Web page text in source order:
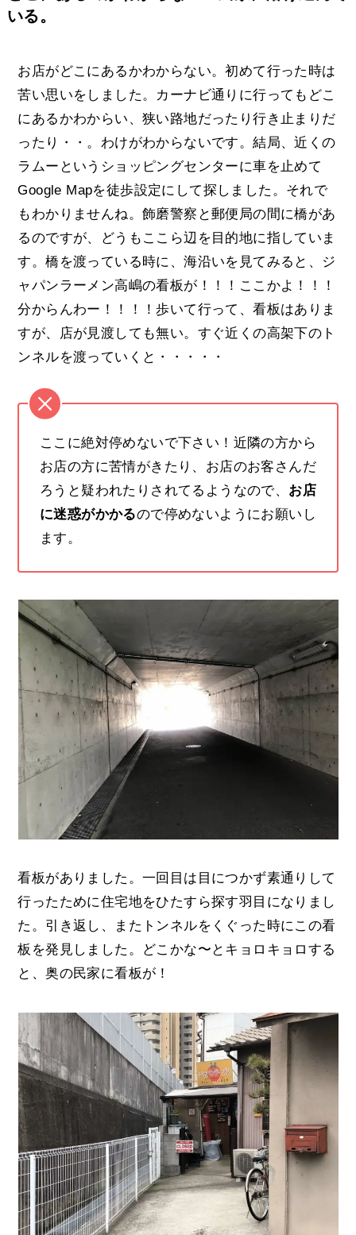
いる。
お店がどこにあるかわからない。初めて行った時は
苦い思いをしました。カーナビ通りに行ってもどこ
にあるかわからい、狭い路地だったり行き止まりだ
ったり・・。わけがわからないです。結局、近くの
ラムーというショッピングセンターに車を止めて
Google Mapを徒歩設定にして探しました。それで
もわかりませんね。飾磨警察と郵便局の間に橋があ
るのですが、どうもここら辺を目的地に指していま
す。橋を渡っている時に、海沿いを見てみると、ジ
ャパンラーメン高嶋の看板が！！！ここかよ！！！
分からんわー！！！！歩いて行って、看板はありま
すが、店が見渡しても無い。すぐ近くの高架下のト
ンネルを渡っていくと・・・・・
ここに絶対停めないで下さい！近隣の方から
お店の方に苦情がきたり、お店のお客さんだ
ろうと疑われたりされてるようなので、 お店
に迷惑がかかるので停めないようにお願いし
ます。
看板がありました。一回目は目につかず素通りして
行ったために住宅地をひたすら探す羽目になりまし
た。引き返し、またトンネルをくぐった時にこの看
板を発見しました。どこかな〜とキョロキョロする
と、奥の民家に看板が！